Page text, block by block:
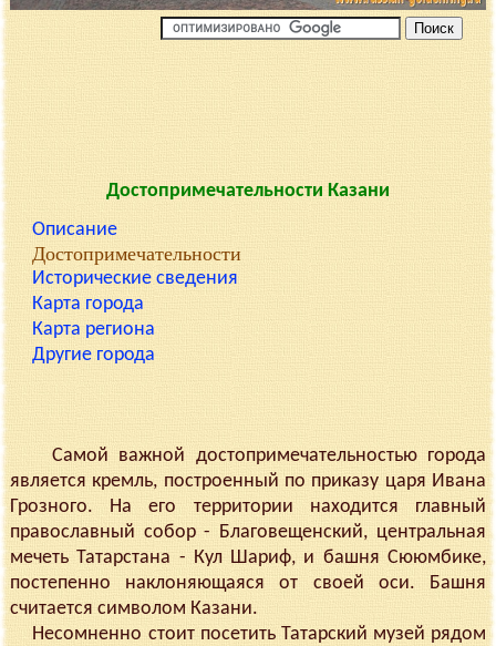
Достопримечательности Казани
Описание
Достопримечательности
Исторические сведения
Карта города
Карта региона
Другие города
Самой важной достопримечательностью города
является кремль, построенный по приказу царя Ивана
Грозного. На его территории находится главный
православный собор - Благовещенский, центральная
мечеть Татарстана - Кул Шариф, и башня Сююмбике,
постепенно наклоняющаяся от своей оси. Башня
считается символом Казани.
Несомненно стоит посетить Татарский музей рядом